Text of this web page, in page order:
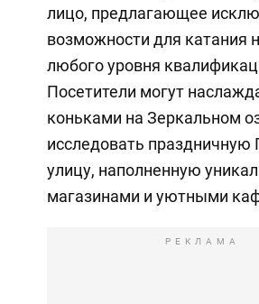
лицо, предлагающее
возможности для катания
любого уровня
Посетители могут
коньками на Зеркальном
исследовать праздничную
улицу, наполненную
магазинами и уютными
РЕКЛАМА